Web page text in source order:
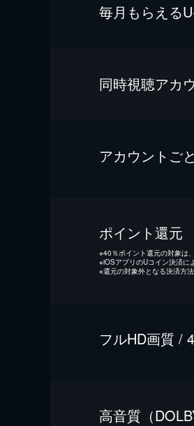
毎⽉もらえる
同時視聴アカ
アカウントご
ポイント還元
※40％ポイント還元の対象は
※iOSアプリのUコイン決済に
※還元の対象外となる決済方
フルHD画質 /
⾼⾳質（